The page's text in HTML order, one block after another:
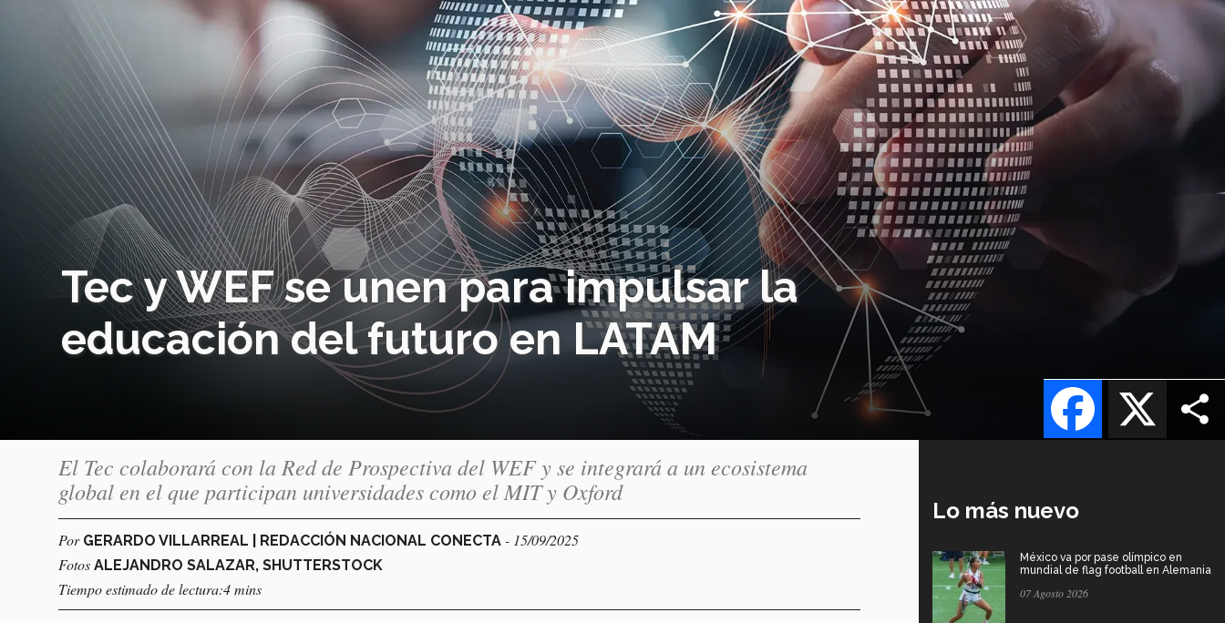
Tec y WEF se unen para impulsar la
educación del futuro en LATAM
X
Facebook
El Tec colaborará con la Red de Prospectiva del WEF y se integrará a un ecosistema
global en el que participan universidades como el MIT y Oxford
Por GERARDO VILLARREAL | REDACCIÓN NACIONAL CONECTA - 15/09/2025
Fotos ALEJANDRO SALAZAR, SHUTTERSTOCK
Tiempo estimado de lectura:4 mins
Lo más nuevo
México va por pase olímpico en
mundial de flag football en Alemania
07 Agosto 2026